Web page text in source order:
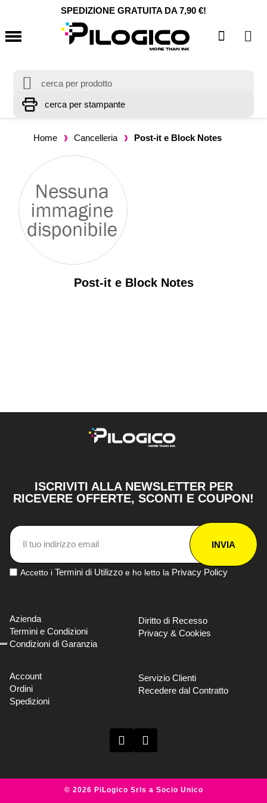
SPEDIZIONE GRATUITA DA 7,90 €!
Home Cancelleria Post-it e Block Notes
Post-it e Block Notes
ISCRIVITI ALLA NEWSLETTER PER
RICEVERE OFFERTE, SCONTI E COUPON!
INVIA
Accetto i Termini di Utilizzo e ho letto la Privacy Policy
Azienda
Termini e Condizioni
Condizioni di Garanzia
Diritto di Recesso
Privacy & Cookies
Account
Ordini
Spedizioni
Servizio Clienti
Recedere dal Contratto
© 2026 PiLogico Srls a Socio Unico